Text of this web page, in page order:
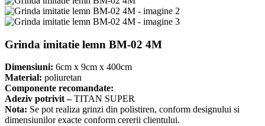
Grinda imitatie lemn BM-02 4M
Dimensiuni: 6cm x 9cm x 400cm
Material: poliuretan
Componente recomandate:
Adeziv potrivit –TITAN SUPER
Nota: Se pot realiza grinzi din polistiren, conform designului si
dimensiunilor exacte conform cererii clientului.